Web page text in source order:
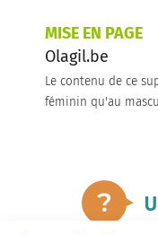
MISE EN PAGE
Olagil.be
Le contenu de ce
féminin qu'au